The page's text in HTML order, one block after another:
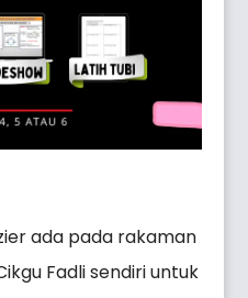
ada pada rakaman
Fadli sendiri untuk